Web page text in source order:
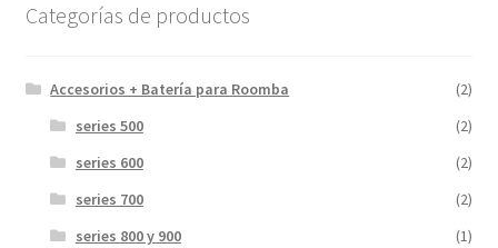
Categorías de productos
Accesorios + Batería para Roomba
(2)
series 500
(2)
series 600
(2)
series 700
(2)
series 800 y 900
(1)